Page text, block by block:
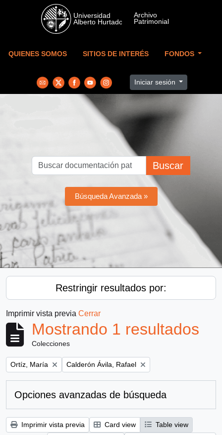
Skip to main content
QUIENES SOMOS SITIOS DE INTERÉS FONDOS
Iniciar sesión
Buscar
Búsqueda Avanzada »
Restringir resultados por:
Imprimir vista previa Cerrar
Mostrando 1 resultados
Colecciones
Remove filter:
Ortíz, María Remove filter:
Calderón Ávila, Rafael
Opciones avanzadas de búsqueda
Imprimir vista previa Card view
Table view